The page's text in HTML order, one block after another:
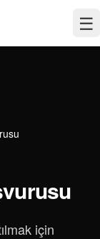
☰
için